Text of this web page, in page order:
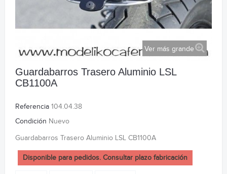
Ver más grande
Guardabarros Trasero Aluminio LSL
CB1100A
Referencia 104.04.38
Condición Nuevo
Guardabarros Trasero Aluminio LSL CB1100A
Disponible para pedidos. Consultar plazo fabricación